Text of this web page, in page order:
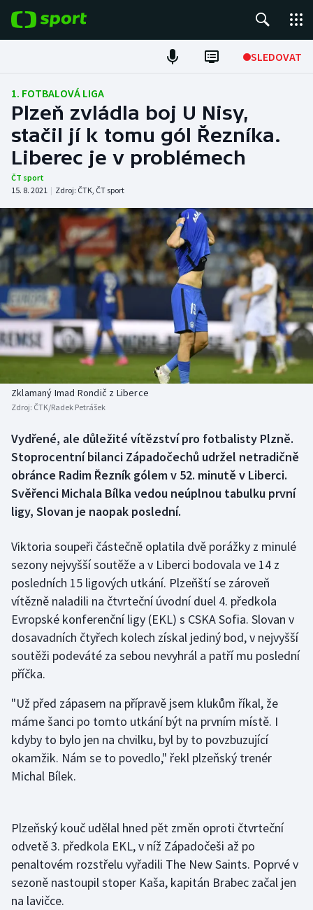
SLEDOVAT
Fotbal
Hokej
Tenis
Atletika
Cyklistika
DALŠÍ SPORTY
Americký fotbal
Baseball a softbal
Basketbal
Biatlon
Box
Curling
Futsal
Golf
Gymnastika
Jezdectví
Judo
Lezení
Lyže a snowboard
Moderní pětiboj
NEPŘEHLÉDNĚTE
Soutěže
Historické návraty
Aplikace ČT sport
1. FOTBALOVÁ LIGA
Plzeň zvládla boj U Nisy,
stačil jí k tomu gól Řezníka.
Liberec je v problémech
ČT sport
15. 8. 2021 | Zdroj: ČTK, ČT sport
Zklamaný Imad Rondič z Liberce
Zdroj: ČTK/Radek Petrášek
Vydřené, ale důležité vítězství pro fotbalisty Plzně.
Stoprocentní bilanci Západočechů udržel netradičně
obránce Radim Řezník gólem v 52. minutě v Liberci.
Svěřenci Michala Bílka vedou neúplnou tabulku první
ligy, Slovan je naopak poslední.
Viktoria soupeři částečně oplatila dvě porážky z minulé
sezony nejvyšší soutěže a v Liberci bodovala ve 14 z
posledních 15 ligových utkání. Plzeňští se zároveň
vítězně naladili na čtvrteční úvodní duel 4. předkola
Evropské konferenční ligy (EKL) s CSKA Sofia. Slovan v
dosavadních čtyřech kolech získal jediný bod, v nejvyšší
soutěži podeváté za sebou nevyhrál a patří mu poslední
příčka.
"Už před zápasem na přípravě jsem klukům říkal, že
máme šanci po tomto utkání být na prvním místě. I
kdyby to bylo jen na chvilku, byl by to povzbuzující
okamžik. Nám se to povedlo," řekl plzeňský trenér
Michal Bílek.
Plzeňský kouč udělal hned pět změn oproti čtvrteční
odvetě 3. předkola EKL, v níž Západočeši až po
penaltovém rozstřelu vyřadili The New Saints. Poprvé v
sezoně nastoupil stoper Kaša, kapitán Brabec začal jen
na lavičce.